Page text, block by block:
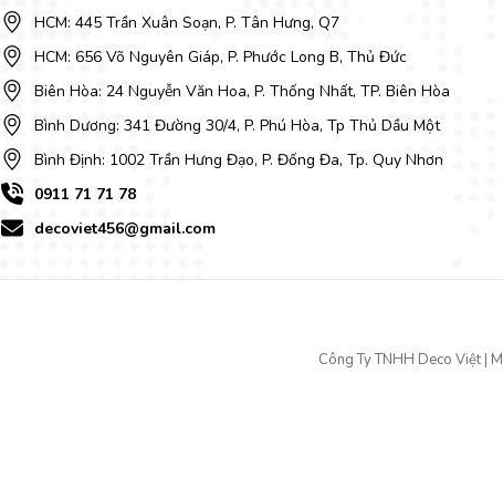
HCM: 445 Trần Xuân Soạn, P. Tân Hưng, Q7
HCM: 656 Võ Nguyên Giáp, P. Phước Long B, Thủ Đức
Biên Hòa: 24 Nguyễn Văn Hoa, P. Thống Nhất, TP. Biên Hòa
Bình Dương: 341 Đường 30/4, P. Phú Hòa, Tp Thủ Dầu Một
Bình Định: 1002 Trần Hưng Đạo, P. Đống Đa, Tp. Quy Nhơn
0911 71 71 78
decoviet456@gmail.com
Công Ty TNHH Deco Việt |